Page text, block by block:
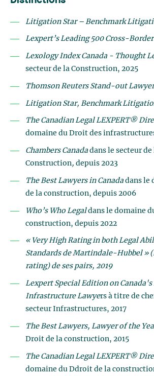
Litigation Star – Benchmark
Lexpert’s Leading 500 Cross-
Lexology Index Canada - Thought
secteur de la Construction, 2025
Thomson Reuters Stand-out
Litigation Star, Benchmark
The Canadian Legal LEXPERT®
domaine du Droit des
Chambers Canadadans le secteur de
Construction, depuis 2023
The Best Lawyers in Canadadans le
de la construction, depuis 2006
Who’s Who Legaldans le domaine
construction, depuis 2022
« Very High Rating in both Legal
Standards deMartindale-Hubbel»
rating) de ses pairs, 2019
Lexpert Special Edition on Canada's
Infrastructure Lawyers à titre de
secteur Infrastructures, 2017
The Best Lawyers, Lawyer of the
Droit de la construction, 2015
The Canadian Legal LEXPERT®
domaine du Ddroit de la